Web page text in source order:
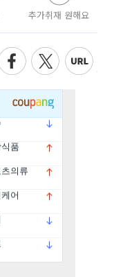
추가취재 원해요